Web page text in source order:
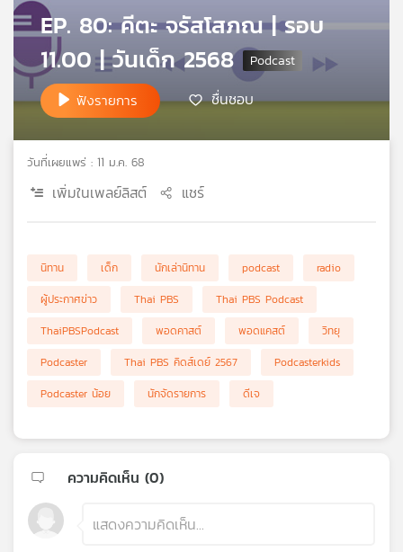
บทความ
ข่าว
และ
กิจกรรม
เกี่ยว
เครือ
แผนที่
วิทยุ
เครือ
ข่าย
EP. 80: คีตะ จรัสโสภณ | รอบ
11.00 | วันเด็ก 2568
ฟังรายการ ชื่นชอบ
วันที่เผยแพร่ : 11 ม.ค. 68
เพิ่มในเพลย์ลิสต์ แชร์
นิทาน เด็ก นักเล่านิทาน podcast
radio
ผู้ประกาศข่าว
Thai PBS
Thai PBS Podcast
ThaiPBSPodcast
พอดคาสต์ พอดแคสต์
วิทยุ
Podcaster
Thai PBS คิดส์เดย์ 2567
Podcasterkids
Podcaster น้อย
นักจัดรายการ ดีเจ
ความคิดเห็น (0)